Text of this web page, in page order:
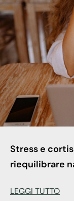
Stress e
riequilibrare
LEGGI TUTTO